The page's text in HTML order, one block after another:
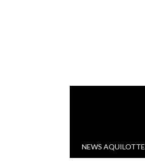
VAI AL CONTENUTO
NEWS AQUILOTTE